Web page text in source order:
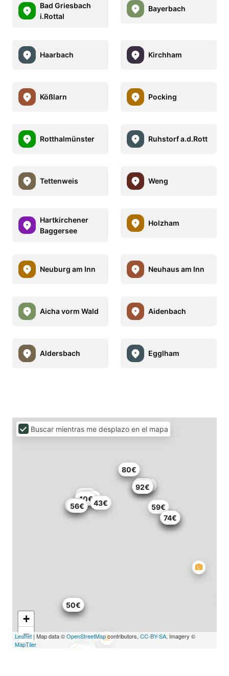
Bad Griesbach
i.Rottal
Bayerbach
Haarbach Kirchham
Kößlarn Pocking
Rotthalmünster Ruhstorf a.d.Rott
Tettenweis Weng
Hartkirchener
Baggersee
Holzham
Neuburg am Inn Neuhaus am Inn
Aicha vorm Wald Aidenbach
Aldersbach Egglham
50€
70€
50€
74€
74€
74€
74€
43€
40€
56€
40€
88€
56€
40€
71€
95€
80€
59€
92€
175€
59€
70€
70€
+
−
Leaflet | Map data ©OpenStreetMapcontributors, CC-BY-SA, Imagery ©
MapTiler
Buscar mientras me desplazo en el mapa